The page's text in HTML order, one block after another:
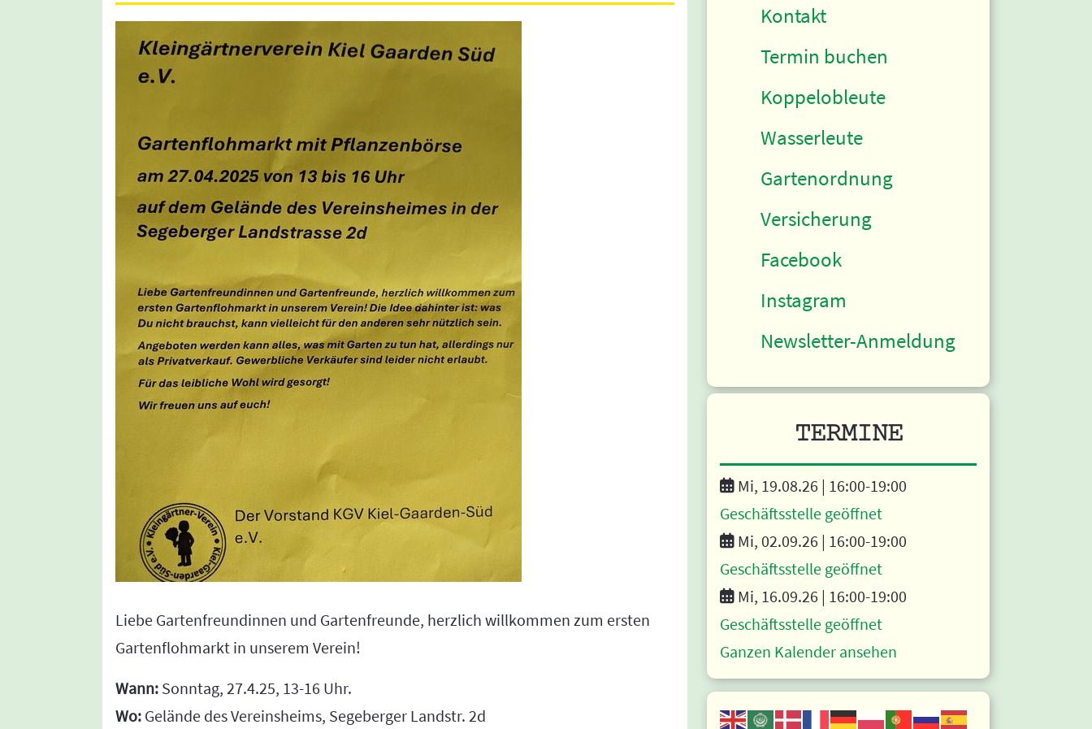
Liebe Gartenfreundinnen und Gartenfreunde, herzlich willkommen zum ersten
Gartenflohmarkt in unserem Verein!
Wann: Sonntag, 27.4.25, 13-16 Uhr.
Wo: Gelände des Vereinsheims, Segeberger Landstr. 2d
Kontakt
Termin buchen
Koppelobleute
Wasserleute
Gartenordnung
Versicherung
Facebook
Instagram
Newsletter-Anmeldung
TERMINE
Mi, 19.08.26 | 16:00-19:00
Geschäftsstelle geöffnet
Mi, 02.09.26 | 16:00-19:00
Geschäftsstelle geöffnet
Mi, 16.09.26 | 16:00-19:00
Geschäftsstelle geöffnet
Ganzen Kalender ansehen